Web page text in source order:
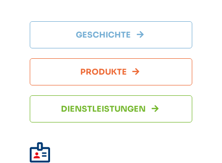
GESCHICHTE
PRODUKTE
DIENSTLEISTUNGEN